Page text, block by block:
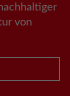
von